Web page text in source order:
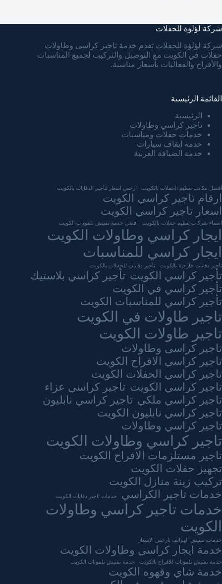
شركة لؤلؤة للحفلات
شركة لؤلؤة للحفلات تقدم خدمة تاجير كراسي وطاولات
حفلات في الكويت مع التوصيل والتركيب لجميع المناسبات
والأفراح والفعاليات بأسعار مناسبة.
القائمة الرئيسية
الرئيسية
تاجير كراسي وطاولات
خدمات حفلات ومناسبات
خدمة ايقاف سيارات
خدمة الضيافة العربية
أفضل مكاتب تنظيم الحفلات بالكويت ارخص اسعار لتأجير الدفايات بالكويت
ارقام تاجير كراسي الكويت
اسعار تاجير كراسي الكويت
اسماء شركات تنظيم حفلات بالكويت افضل خدمة تفتيش تلفونات الكويت
ايجار كراسي وطاولات الكويت
ايجار كراسي للمناسبات
تأجير دفايات خارجية بالكويت تأجير دفايات للحفلات بالكويت
تأجير كراسي الكويت تأجير كراسي بلاستيك
تأجير كراسي في الكويت
تأجير كراسي للمناسبات الكويت
تاجير طاولات في الكويت
تاجير طاولات الكويت
تاجير كراسى وطاولات
تاجير كراسي الافراح الكويت
تاجير كراسي الحفلات الكويت
تاجير كراسي الكويت تاجير كراسي عزاء
تاجير كراسي ملكي تاجير كراسي نابليون
تاجير كراسي نابليون الكويت
تاجير كراسي وطاولات
تاجير كراسي وطاولات الكويت
تاجير مستلزمات الافراح الكويت
تجهيز حفلات الكويت
تركيب زينة منازل الكويت
خدمات تاجير الكراسي
خدمات تاجير دفايات الكويت
خدمات تاجير كراسي وطاولات
الكويت
خدمات تفتيش الهواتف بارخص الاسعار
خدمة ايجار كراسي وطاولات الكويت
خدمة تفتيش تلفونات للافراح بالكويت خدمة تفتيش تلفونات الكويت
خدمة شاي وقهوه الكويت